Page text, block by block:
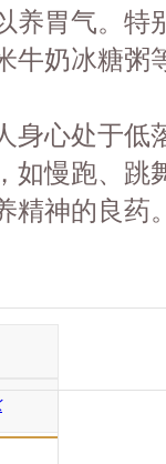
养胃气。特
牛奶冰糖粥
身心处于低
如慢跑、跳
精神的良药